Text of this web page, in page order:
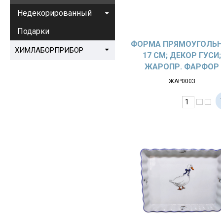
ФОРМА
17 СМ; ДЕКОР ГУСИ;
ЖАРОПР. ФАРФОР
ЖАР0003
Недекорированный
Подарки
ХИМЛАБОРПРИБОР